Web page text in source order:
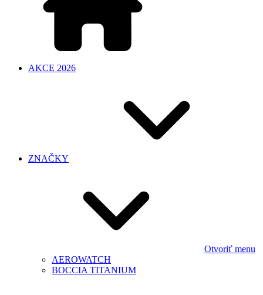
AKCE 2026
ZNAČKY
Otvoriť menu
AEROWATCH
BOCCIA TITANIUM